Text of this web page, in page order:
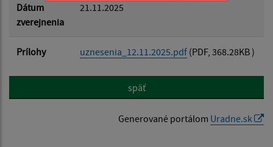
Dátum
zverejnenia
21.11.2025
Prílohy uznesenia_12.11.2025.pdf (PDF, 368.28KB )
späť
Generované portálom Uradne.sk